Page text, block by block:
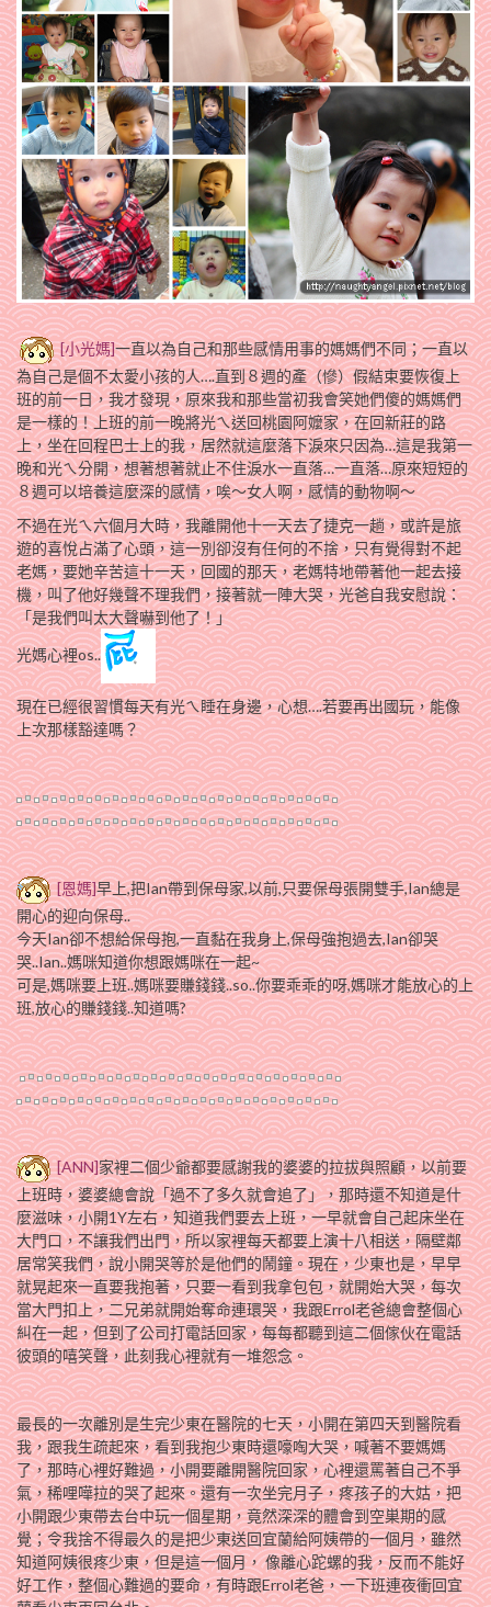
[小光媽]一直以為自己和那些感情用事的媽媽們不同；一直以
為自己是個不太愛小孩的人….直到８週的產（慘）假結束要恢復上
班的前一日，我才發現，原來我和那些當初我會笑她們傻的媽媽們
是一樣的！上班的前一晚將光ㄟ送回桃園阿嬤家，在回新莊的路
上，坐在回程巴士上的我，居然就這麼落下淚來只因為…這是我第一
晚和光ㄟ分開，想著想著就止不住淚水一直落…一直落…原來短短的
８週可以培養這麼深的感情，唉～女人啊，感情的動物啊～
不過在光ㄟ六個月大時，我離開他十一天去了捷克一趟，或許是旅
遊的喜悅占滿了心頭，這一別卻沒有任何的不捨，只有覺得對不起
老媽，要她辛苦這十一天，回國的那天，老媽特地帶著他一起去接
機，叫了他好幾聲不理我們，接著就一陣大哭，光爸自我安慰說：
「是我們叫太大聲嚇到他了！」
光媽心裡os..
現在已經很習慣每天有光ㄟ睡在身邊，心想….若要再出國玩，能像
上次那樣豁達嗎？
[恩媽]早上,把Ian帶到保母家,以前,只要保母張開雙手,Ian總是
開心的迎向保母..
今天Ian卻不想給保母抱,一直黏在我身上,保母強抱過去,Ian卻哭
哭..Ian..媽咪知道你想跟媽咪在一起~
可是,媽咪要上班..媽咪要賺錢錢..so..你要乖乖的呀,媽咪才能放心的上
班,放心的賺錢錢..知道嗎?
[ANN]家裡二個少爺都要感謝我的婆婆的拉拔與照顧，以前要
上班時，婆婆總會說「過不了多久就會追了」，那時還不知道是什
麼滋味，小開1Y左右，知道我們要去上班，一早就會自己起床坐在
大門口，不讓我們出門，所以家裡每天都要上演十八相送，隔壁鄰
居常笑我們，說小開哭等於是他們的鬧鐘。現在，少東也是，早早
就晃起來一直要我抱著，只要一看到我拿包包，就開始大哭，每次
當大門扣上，二兄弟就開始奪命連環哭，我跟Errol老爸總會整個心
糾在一起，但到了公司打電話回家，每每都聽到這二個傢伙在電話
彼頭的嘻笑聲，此刻我心裡就有一堆怨念。
最長的一次離別是生完少東在醫院的七天，小開在第四天到醫院看
我，跟我生疏起來，看到我抱少東時還嚎啕大哭，喊著不要媽媽
了，那時心裡好難過，小開要離開醫院回家，心裡還罵著自己不爭
氣，稀哩嘩拉的哭了起來。還有一次坐完月子，疼孩子的大姑，把
小開跟少東帶去台中玩一個星期，竟然深深的體會到空巣期的感
覺；令我捨不得最久的是把少東送回宜蘭給阿姨帶的一個月，雖然
知道阿姨很疼少東，但是這一個月， 像離心跎螺的我，反而不能好
好工作，整個心難過的要命，有時跟Errol老爸，一下班連夜衝回宜